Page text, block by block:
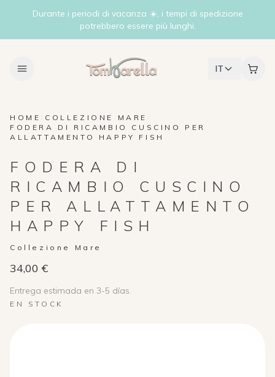
Durante i periodi di vacanza ☀️, i tempi di spedizione
potrebbero essere più lunghi.
IT
HOME COLLEZIONE MARE
FODERA DI RICAMBIO CUSCINO PER
ALLATTAMENTO HAPPY FISH
FODERA DI
RICAMBIO CUSCINO
PER ALLATTAMENTO
HAPPY FISH
Collezione Mare
34,00 €
Entrega estimada en 3-5 días.
EN STOCK